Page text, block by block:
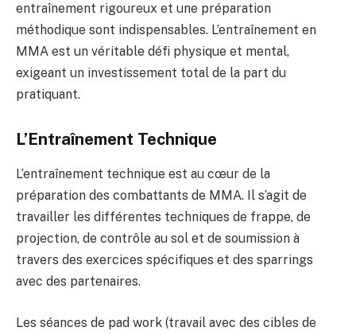
entraînement rigoureux et une préparation
méthodique sont indispensables. L’entraînement en
MMA est un véritable défi physique et mental,
exigeant un investissement total de la part du
pratiquant.
L’Entraînement Technique
L’entraînement technique est au cœur de la
préparation des combattants de MMA. Il s’agit de
travailler les différentes techniques de frappe, de
projection, de contrôle au sol et de soumission à
travers des exercices spécifiques et des sparrings
avec des partenaires.
Les séances de pad work (travail avec des cibles de